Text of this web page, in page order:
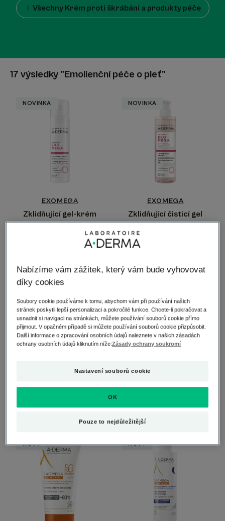
Všechny Krém proti škrábání a produkty péče
17 výsledky "Emolienční péče o pleť"
NOVINKA
EXOMEGA
Zklidňující gel-krém
4.6
35
gel
NOVINKA
EXOMEGA
Zklidňující čisticí gel
balzám
na
okolí
NOVINKA
okolí
4.8
/
5
-
11
sprchový
ŠKRÁBÁNÍ
NOVINKA
EXOMEGA CONTROL
PROTI ŠKRÁBÁNÍ
4.8
/
5
16
Control
emolienční
krém
SPF
50+
NOVÝ
koupel
proti
škrábání
NOVÝ
Nabízíme vám zážitek, který vám bude vyhovovat
díky cookies
Soubory cookie používáme k tomu, abychom vám při používání našich
stránek poskytli lepší personalizaci a pokročilé funkce. Chcete-li pokračovat a
usnadnit si navigaci na stránkách, můžete používání souborů cookie přímo
přijmout. V opačném případě si můžete používání souborů cookie přizpůsobit.
Další informace o zpracování osobních údajů naleznete v našich zásadách
ochrany osobních údajů kliknutím níže:Zásady ochrany soukromí
Nastavení souborů cookie
Pouze to nejdůležitější
OK